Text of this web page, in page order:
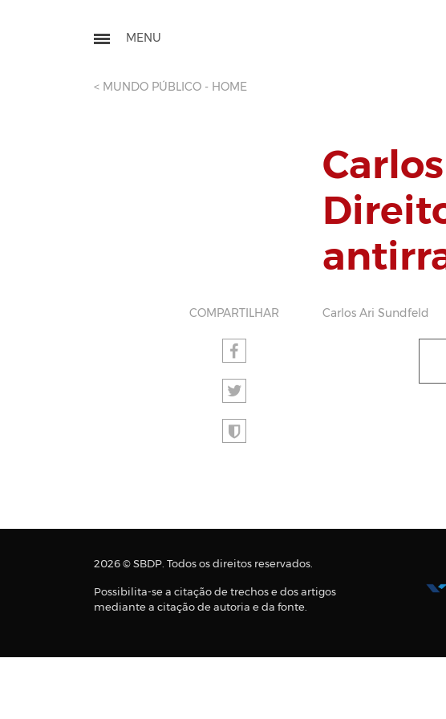
< MUNDO PÚBLICO - HOME
COMPARTILHAR Carlos Ari Sundfeld
2026 © SBDP. Todos os direitos reservados.
Possibilita-se a citação de trechos e dos artigos
mediante a citação de autoria e da fonte.